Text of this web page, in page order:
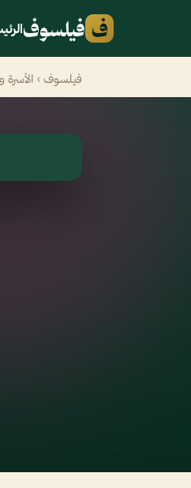
ف فيلسوف
فيلسوف › الأسرة